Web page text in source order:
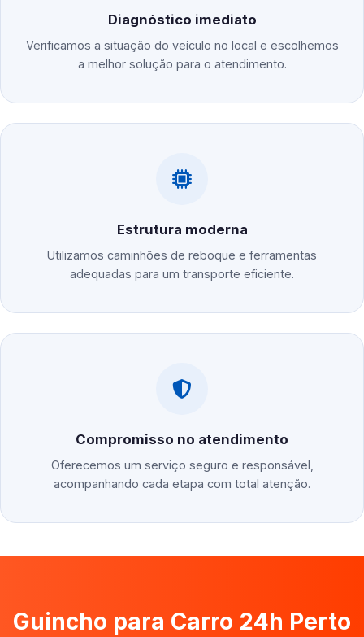
Diagnóstico imediato
Verificamos a situação do veículo no local e escolhemos
a melhor solução para o atendimento.
Estrutura moderna
Utilizamos caminhões de reboque e ferramentas
adequadas para um transporte eficiente.
Compromisso no atendimento
Oferecemos um serviço seguro e responsável,
acompanhando cada etapa com total atenção.
Guincho para Carro 24h Perto